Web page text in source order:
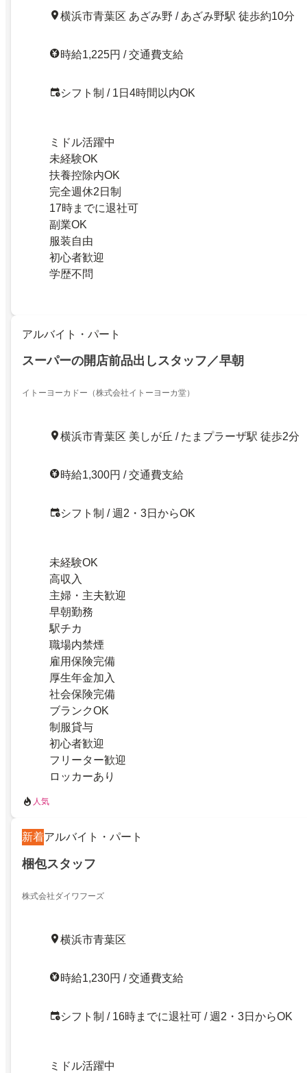
横浜市青葉区 あざみ野 / あざみ野駅 徒歩約10分
時給1,225円 / 交通費支給
シフト制 / 1日4時間以内OK
ミドル活躍中
未経験OK
扶養控除内OK
完全週休2日制
17時までに退社可
副業OK
服装自由
初心者歓迎
学歴不問
アルバイト・パート
スーパーの開店前品出しスタッフ／早朝
イトーヨーカドー（株式会社イトーヨーカ堂）
横浜市青葉区 美しが丘 / たまプラーザ駅 徒歩2分
時給1,300円 / 交通費支給
シフト制 / 週2・3日からOK
未経験OK
高収入
主婦・主夫歓迎
早朝勤務
駅チカ
職場内禁煙
雇用保険完備
厚生年金加入
社会保険完備
ブランクOK
制服貸与
初心者歓迎
フリーター歓迎
ロッカーあり
人気
新着アルバイト・パート
梱包スタッフ
株式会社ダイワフーズ
横浜市青葉区
時給1,230円 / 交通費支給
シフト制 / 16時までに退社可 / 週2・3日からOK
ミドル活躍中